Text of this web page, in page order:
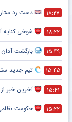
۱۸:۲۷ دست رد
۱۸:۲۲ شوخی کنایه
۱۵:۴۹ بازگشت
۱۵:۴۵ تیم جدید
۱۵:۴۱ آخرین خبر
۱۵:۲۲ حکومت